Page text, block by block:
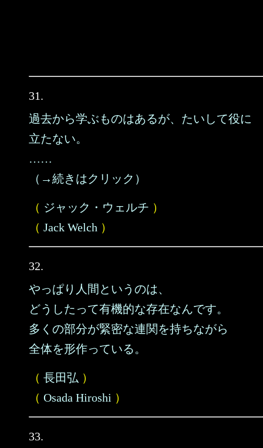
31.
過去から学ぶものはあるが、たいして役に
立たない。
……
（→続きはクリック）
（ ジャック・ウェルチ ）
（ Jack Welch ）
32.
やっぱり人間というのは、
どうしたって有機的な存在なんです。
多くの部分が緊密な連関を持ちながら
全体を形作っている。
（ 長田弘 ）
（ Osada Hiroshi ）
33.